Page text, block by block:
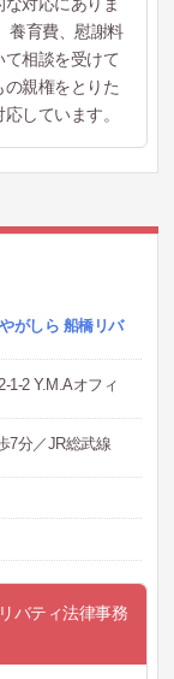
対応にありま
養育費、慰謝料
相談を受けて
親権をとりた
しています。
がしら 船橋リバ
1-2 Y.M.Aオフィ
7分／JR総武線
バティ法律事務